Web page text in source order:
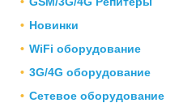
Новинки
WiFi оборудование
3G/4G оборудование
Сетевое оборудование